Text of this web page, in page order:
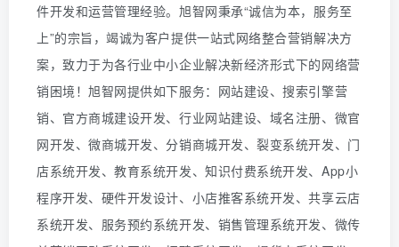
件开发和运营管理经验。旭智网秉承“诚信为本，服务至
上”的宗旨，竭诚为客户提供一站式网络整合营销解决方
案，致力于为各行业中小企业解决新经济形式下的网络营
销困境！旭智网提供如下服务：网站建设、搜索引擎营
销、官方商城建设开发、行业网站建设、域名注册、微官
网开发、微商城开发、分销商城开发、裂变系统开发、门
店系统开发、教育系统开发、知识付费系统开发、 App小
程序开发、硬件开发设计、小店推客系统开发、共享云店
系统开发、服务预约系统开发、销售管理系统开发、微传